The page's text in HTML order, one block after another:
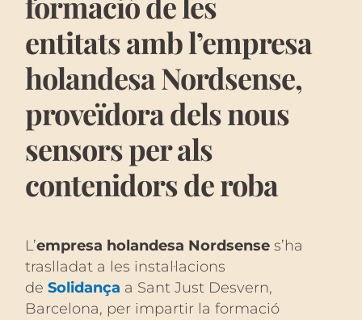
entitats amb l’empresa
holandesa Nordsense,
proveïdora dels nous
sensors per als
contenidors de roba
L’empresa holandesa Nordsense s’ha
traslladat a les instal·lacions
deSolidança a Sant Just Desvern,
Barcelona, per impartir la formació